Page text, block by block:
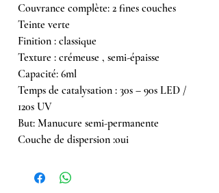
​Couvrance complète: 2 fines couches
Teinte verte
Finition : classique
Texture : crémeuse , semi-épaisse
Capacité: 6ml
Temps de catalysation : 30s – 90s LED /
120s UV
But: Manucure semi-permanente
Couche de dispersion :oui